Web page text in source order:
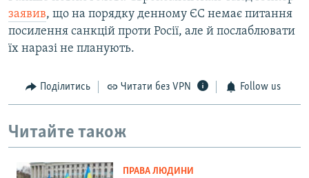
заявив, що на порядку денному ЄС немає питання
посилення санкцій проти Росії, але й послаблювати
їх наразі не планують.
Поділитись Читати без VPN Follow us
Читайте також
ПРАВА ЛЮДИНИ